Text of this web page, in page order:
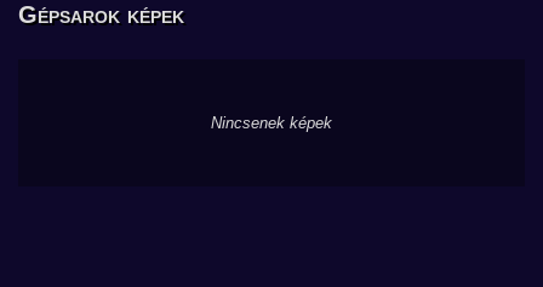
Gépsarok képek
Nincsenek képek